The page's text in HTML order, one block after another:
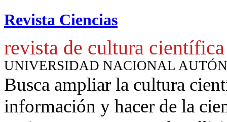
Revista Ciencias
revista de cultura científica
UNIVERSIDAD NACIONAL
Busca ampliar la cultura
información y hacer de la